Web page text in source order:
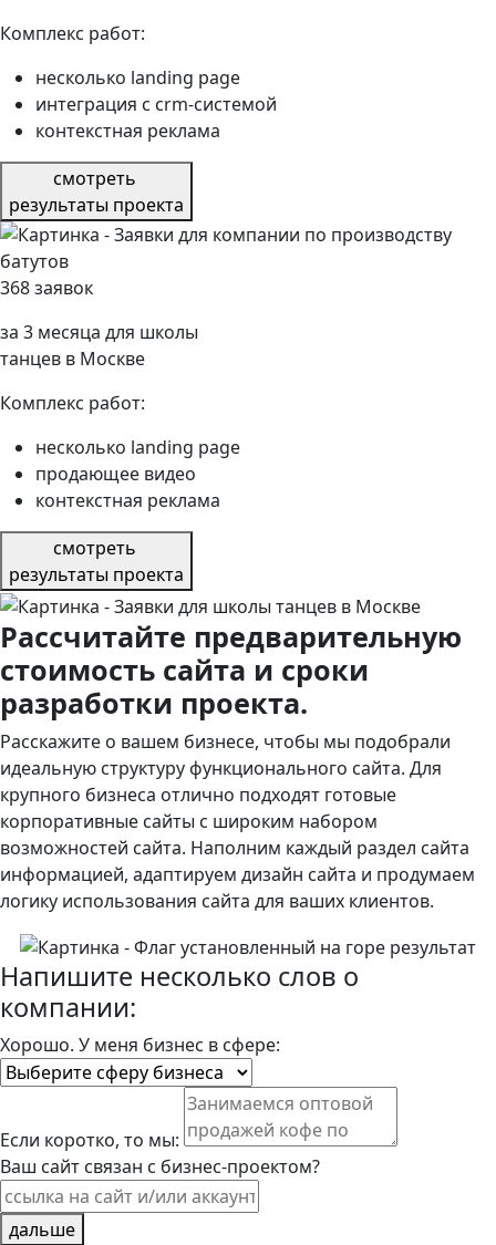
Комплекс работ:
несколько landing page
интеграция с crm-системой
контекстная реклама
смотреть
результаты проекта
368 заявок
за 3 месяца для школы
танцев в Москве
Комплекс работ:
несколько landing page
продающее видео
контекстная реклама
смотреть
результаты проекта
Рассчитайте предварительную
стоимость сайта и сроки
разработки проекта.
Расскажите о вашем бизнесе, чтобы мы подобрали
идеальную структуру функционального сайта. Для
крупного бизнеса отлично подходят готовые
корпоративные сайты с широким набором
возможностей сайта. Наполним каждый раздел сайта
информацией, адаптируем дизайн сайта и продумаем
логику использования сайта для ваших клиентов.
Напишите несколько слов о
компании:
Хорошо. У меня бизнес в сфере:
Если коротко, то мы:
Ваш сайт связан с бизнес-проектом?
дальше